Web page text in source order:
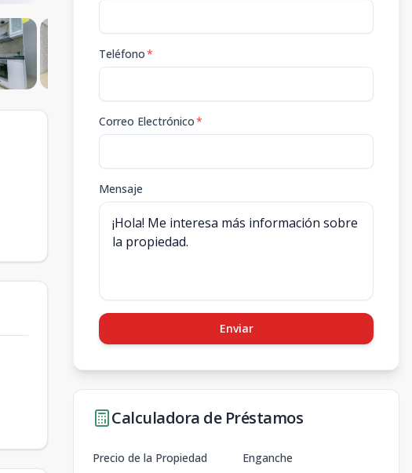
Teléfono*
Correo Electrónico*
Mensaje
Enviar
Calculadora de Préstamos
Precio de la Propiedad Enganche